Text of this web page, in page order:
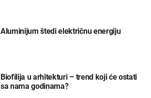
Aluminijum štedi električnu energiju
Biofilija u arhitekturi – trend koji će ostati
sa nama godinama?